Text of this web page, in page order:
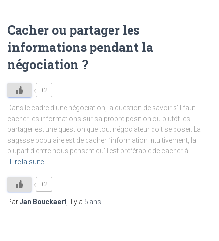
Cacher ou partager les
informations pendant la
négociation ?
+2
Dans le cadre d’une négociation, la question de savoir s’il faut
cacher les informations sur sa propre position ou plutôt les
partager est une question que tout négociateur doit se poser. La
sagesse populaire est de cacher l’information Intuitivement, la
plupart d’entre nous pensent qu’il est préférable de cacher à
Lire la suite
+2
ParJan Bouckaert , il y a 5 ans